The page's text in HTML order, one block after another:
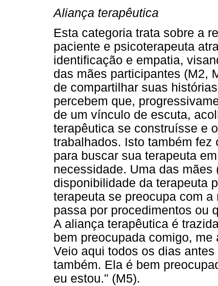
Aliança terapêutica
Esta categoria trata sobre a
paciente e psicoterapeuta
identificação e empatia,
das mães participantes (M2,
de compartilhar suas
percebem que,
de um vínculo de escuta,
terapêutica se construísse e
trabalhados. Isto também
para buscar sua terapeuta
necessidade. Uma das mães
disponibilidade da terapeuta
terapeuta se preocupa com
passa por procedimentos ou
A aliança terapêutica é
bem preocupada comigo,
Veio aqui todos os dias
também. Ela é bem
eu estou." (M5).